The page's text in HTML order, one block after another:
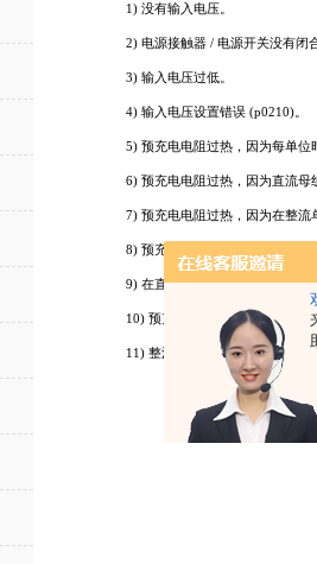
1) 没有输入电压。
2) 电源接触器 / 电源开关没有闭
3) 输入电压过低。
4) 输入电压设置错误 (p0210)。
5) 预充电电阻过热，因为每单位
6) 预充电电阻过热，因为直流母
7) 预充电电阻过热，因为在整流
8) 预充电电阻过热，因为在直流
9) 在直流母线连接中有短路 / 接
10) 预充电电路可能有故障 （只
11) 整流模块损坏，或者电机模